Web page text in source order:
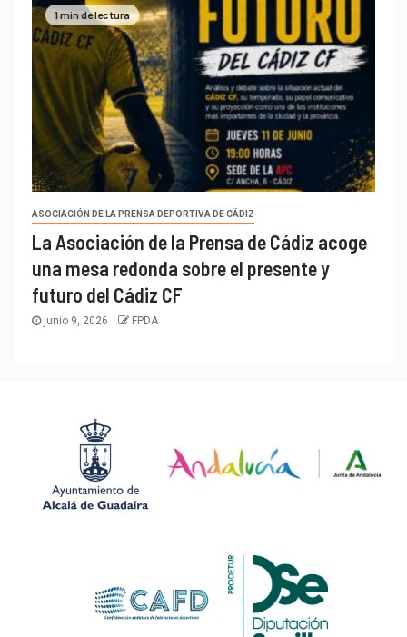
1 min de lectura
ASOCIACIÓN DE LA PRENSA DEPORTIVA DE CÁDIZ
La Asociación de la Prensa de Cádiz acoge
una mesa redonda sobre el presente y
futuro del Cádiz CF
junio 9, 2026 FPDA